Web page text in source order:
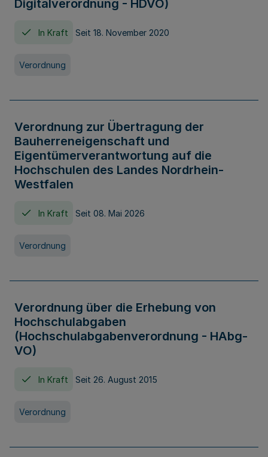
Digitalverordnung - HDVO)
In Kraft Seit 18. November 2020
Verordnung
Verordnung zur Übertragung der
Bauherreneigenschaft und
Eigentümerverantwortung auf die
Hochschulen des Landes Nordrhein-
Westfalen
In Kraft Seit 08. Mai 2026
Verordnung
Verordnung über die Erhebung von
Hochschulabgaben
(Hochschulabgabenverordnung - HAbg-
VO)
In Kraft Seit 26. August 2015
Verordnung